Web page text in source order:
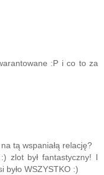
:P i co to za
tą wspaniałą relację?
zlot był fantastyczny! I
było WSZYSTKO :)